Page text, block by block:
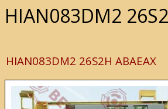
HIAN083DM2
HIAN083DM2 26S2H ABAEAX